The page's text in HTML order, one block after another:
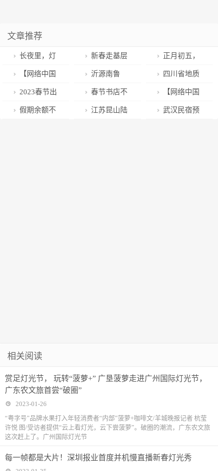
文章推荐
长夜里，灯
火中的公大芳
华闪闪发光
新春走基层
｜寒潮难阻通
关热——中蒙
最大货运公路
正月初五，
迎财神正月初
五，迎财神
【网络中国
节·春节】卧龙
区谢庄镇：表
沂源南鲁
山：春节我在
岗 责任记心
四川省地质
局紧急驰援泸
定5.6级地震灾
2023春节出
游好去处：淄
春节书店不
打烊 读书会、
【网络中国
节·春节】卧龙
假期余额不 江苏昆山陆 武汉民宿预
相关阅读
赏足灯光节， 玩转“菠萝+” 广垦菠萝走进广州国际灯光节，
广东农文旅首尝“破圈”
2023-01-26
“粤字号”品牌水果打入年轻消费者“内部”菠萝+咖啡文/羊城晚报记者 杭莹
许悦 图/受访者提供“云上看灯光，云下尝菠萝”。破圈的潮流，广东农文旅
这次赶上了。广州国际灯光节
每一帧都是大片！深圳报业首度并机慢直播新春灯光秀